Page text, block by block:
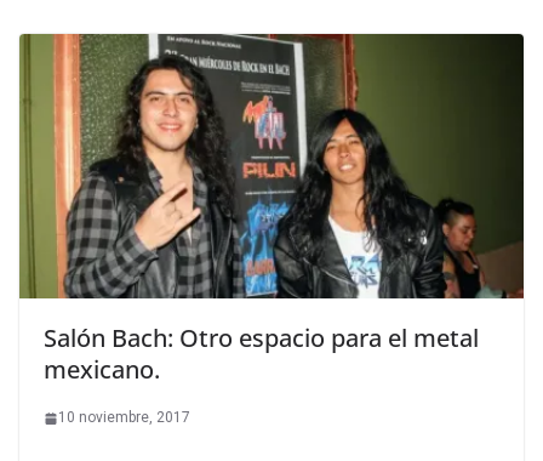
Salón Bach: Otro espacio para el metal
mexicano.
10 noviembre, 2017